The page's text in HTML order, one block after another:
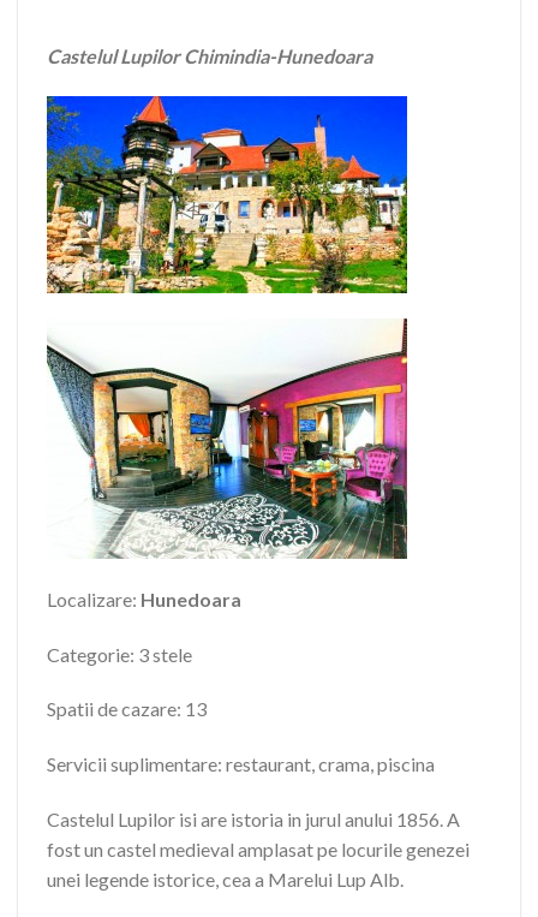
Castelul Lupilor Chimindia-Hunedoara
Localizare: Hunedoara
Categorie: 3 stele
Spatii de cazare: 13
Servicii suplimentare: restaurant, crama, piscina
Castelul Lupilor isi are istoria in jurul anului 1856. A
fost un castel medieval amplasat pe locurile genezei
unei legende istorice, cea a Marelui Lup Alb.